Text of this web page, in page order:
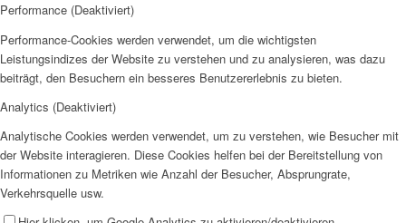
Performance (Deaktiviert)
Performance-Cookies werden verwendet, um die wichtigsten
Leistungsindizes der Website zu verstehen und zu analysieren, was dazu
beiträgt, den Besuchern ein besseres Benutzererlebnis zu bieten.
Analytics (Deaktiviert)
Analytische Cookies werden verwendet, um zu verstehen, wie Besucher mit
der Website interagieren. Diese Cookies helfen bei der Bereitstellung von
Informationen zu Metriken wie Anzahl der Besucher, Absprungrate,
Verkehrsquelle usw.